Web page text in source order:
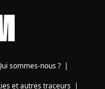
sommes-nous ? |
et autres traceurs|